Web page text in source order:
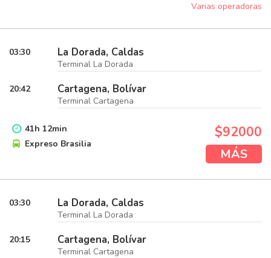
Varias operadoras
03:30 La Dorada, Caldas
Terminal La Dorada
20:42 Cartagena, Bolívar
Terminal Cartagena
41h 12min
Expreso Brasilia
$92000
MÁS
03:30 La Dorada, Caldas
Terminal La Dorada
20:15 Cartagena, Bolívar
Terminal Cartagena